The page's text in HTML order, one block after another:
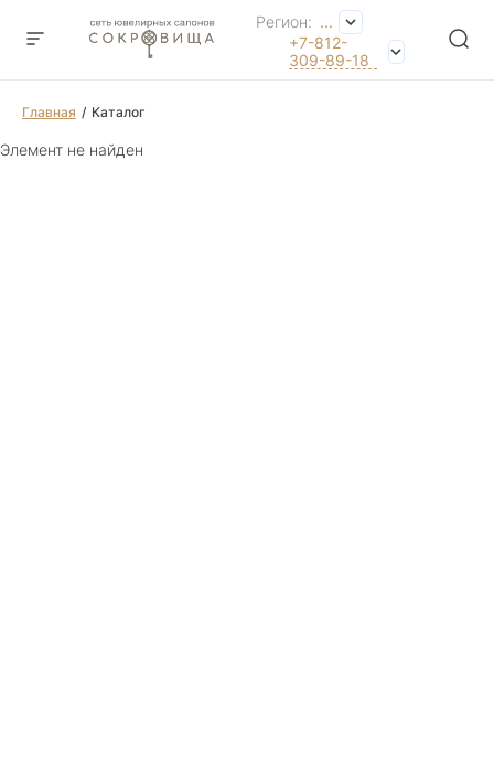
Регион: ...
+7-812-
309-89-18
Главная Каталог
Элемент не найден